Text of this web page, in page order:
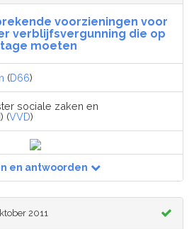
voorzieningen voor
verblijfsvergunning die op
moeten
(D66)
sociale zaken en
(VVD)
en antwoorden
2011